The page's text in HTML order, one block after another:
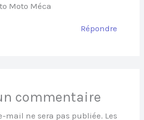
Moto Méca
Répondre
commentaire
mail ne sera pas publiée. Les